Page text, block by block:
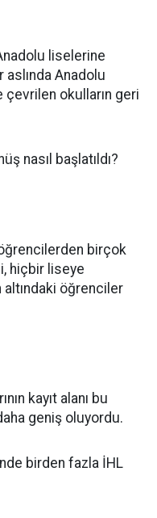
liselerine
Anadolu
okulların geri
nasıl başlatıldı?
birçok
hiçbir liseye
altındaki öğrenciler
kayıt alanı bu
geniş oluyordu.
birden fazla İHL